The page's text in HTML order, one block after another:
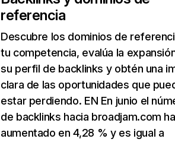
referencia
Descubre los dominios de
tu competencia, evalúa la
su perfil de backlinks y obtén una
clara de las oportunidades que
estar perdiendo. EN En junio el
de backlinks hacia broadjam.com ha
aumentado en 4,28 % y es igual a